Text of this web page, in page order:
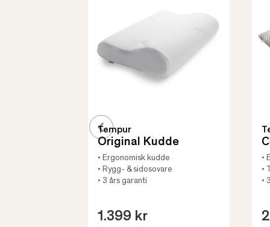
Tempur
Original Kudde
• Ergonomisk kudde
• Rygg- & sidosovare
• 3 års garanti
1.399 kr
•
•
•